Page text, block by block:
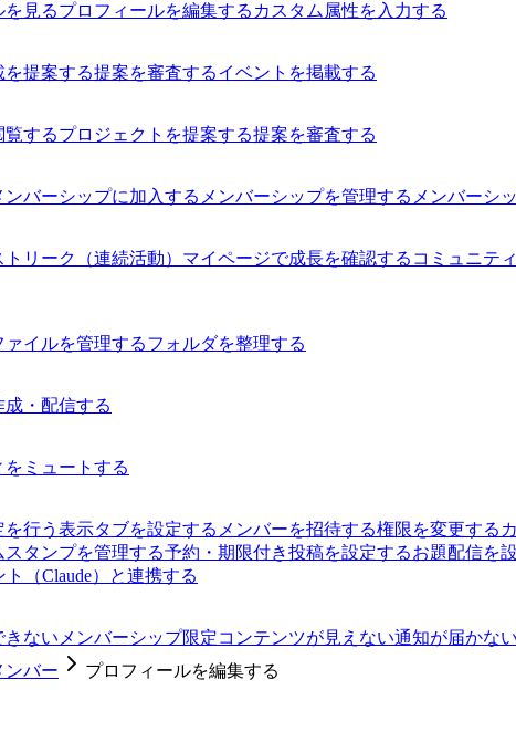
を見るプロフィールを編集する カスタム属性を入力する
提案する提案を審査するイベントを掲載する
覧するプロジェクトを提案する提案を審査する
ンバーシップに加入する メンバーシップを管理する メンバーシ
トリーク（連続活動） マイページで成長を確認する コミュニテ
ァイルを管理するフォルダを整理する
・配信する
をミュートする
行う 表示タブを設定する メンバーを招待する権限を変更する
スタンプを管理する予約・期限付き投稿を設定するお題配信を
（Claude）と連携する
きない メンバーシップ限定コンテンツが見えない通知が届かない
ンバー
プロフィールを編集する